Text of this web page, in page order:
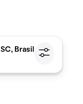
Brasil